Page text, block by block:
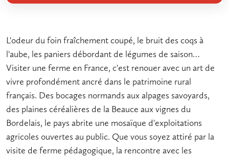
L'odeur du foin fraîchement coupé, le bruit des coqs à
l'aube, les paniers débordant de légumes de saison…
Visiter une ferme en France, c'est renouer avec un art de
vivre profondément ancré dans le patrimoine rural
français. Des bocages normands aux alpages savoyards,
des plaines céréalières de la Beauce aux vignes du
Bordelais, le pays abrite une mosaïque d'exploitations
agricoles ouvertes au public. Que vous soyez attiré par la
visite de ferme pédagogique, la rencontre avec les